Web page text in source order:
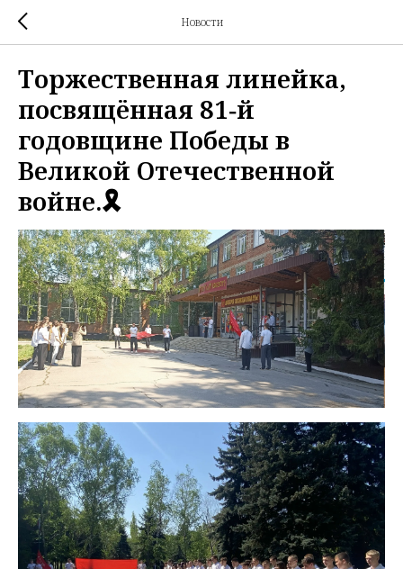
Новости
Торжественная линейка,
посвящённая 81‑й
годовщине Победы в
Великой Отечественной
войне.🎗